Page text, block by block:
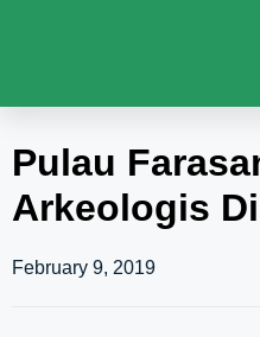
Pulau
Arkeologis
February 9, 2019